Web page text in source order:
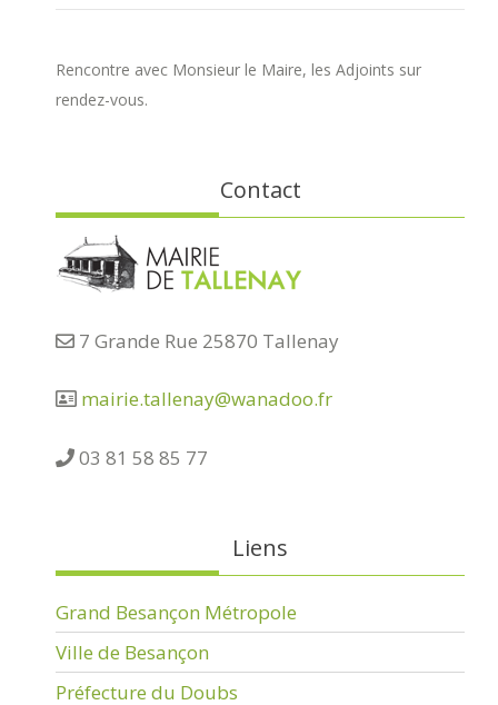
Rencontre avec Monsieur le Maire, les Adjoints sur
rendez-vous.
Contact
7 Grande Rue 25870 Tallenay
mairie.tallenay@wanadoo.fr
03 81 58 85 77
Liens
Grand Besançon Métropole
Ville de Besançon
Préfecture du Doubs